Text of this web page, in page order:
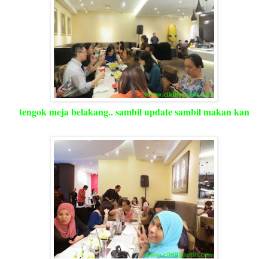
tengok meja belakang.. sambil update sambil makan kan